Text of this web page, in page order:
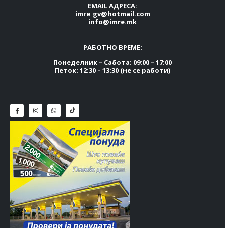
EMAIL АДРЕСА:
imre_gv@hotmail.com
info@imre.mk
РАБОТНО ВРЕМЕ:
Понеделник – Сабота: 09:00 – 17:00
Петок: 12:30 – 13:30 (не се работи)